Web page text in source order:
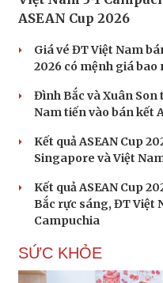
ASEAN Cup 2026
Giá vé ĐT Việt Nam
2026 có mệnh giá bao
Đình Bắc và Xuân Son
Nam tiến vào bán kết
Kết quả ASEAN Cup
Singapore và Việt
Kết quả ASEAN Cup
Bắc rực sáng, ĐT Việt
Campuchia
SỨC KHỎE